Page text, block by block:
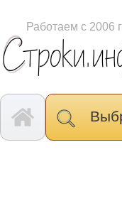
Работаем с 2006 г